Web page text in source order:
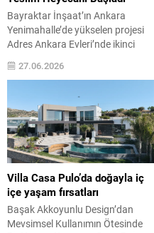
Bayraktar İnşaat’ın Ankara
Yenimahalle’de yükselen projesi
Adres Ankara Evleri’nde ikinci
halinde geliştirilen projede, ilk
etapta inşaat çalışmaları başladı.
Toplam 164 bin metrekarelik
alanda 3000’den fazla konutun
yanı sıra ticaret, eğitim, kreşler,
ibadet ve sosyal yaşam alanları
yer alıyor. Proje, peyzaj alanları,...
27.06.2026
Villa Casa Pulo’da doğayla iç
içe yaşam fırsatları
Başak Akkoyunlu Design’dan
Mevsimsel Kullanımın Ötesinde